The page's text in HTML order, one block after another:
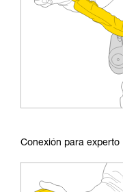
Conexión para experto